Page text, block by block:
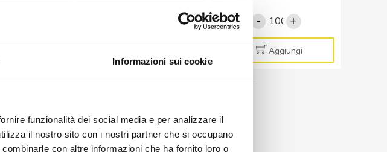
Informazioni sui cookie
funzionalità dei social media e per analizzare il
il nostro sito con i nostri partner che si occupano
con altre informazioni che ha fornito loro o
C135TN
2x6,00
IN
quantità
Aggiungi
-
TASKER
CAVO
C191
TS
2x1,00
+
Aggiungi
C192 TS
–
100
TASKER CAVO C193 TS
2×2,50 TRASPARENTE –
BOB. MT. 100